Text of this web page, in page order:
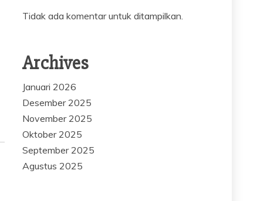
Tidak ada komentar untuk ditampilkan.
Archives
Januari 2026
Desember 2025
November 2025
Oktober 2025
September 2025
Agustus 2025